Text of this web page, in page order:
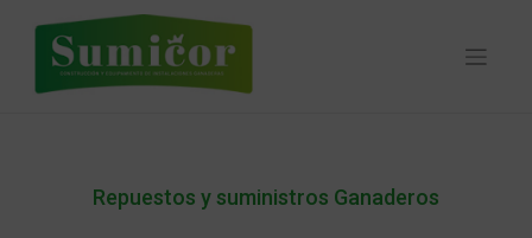
Repuestos y suministros Ganaderos